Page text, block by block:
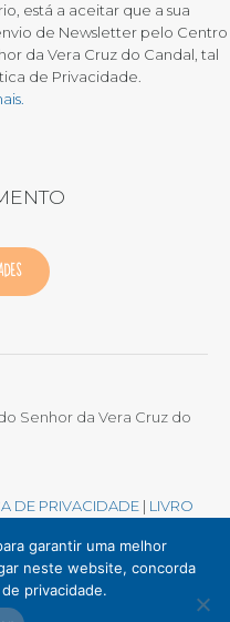
está a aceitar que a sua
de Newsletter pelo Centro
da Vera Cruz do Candal, tal
de Privacidade.
Senhor da Vera Cruz do
DE PRIVACIDADE | LIVRO
Creche Madalena
garantir uma melhor
neste website, concorda
privacidade.